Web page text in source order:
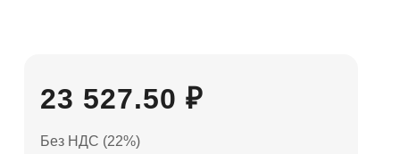
23 527.50 ₽
Без НДС (22%)